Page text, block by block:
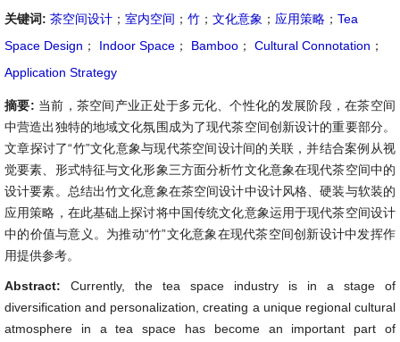
关键词: 茶空间设计 ； 室内空间 ； 竹 ； 文化意象 ； 应用策略 ； Tea
Space Design ； Indoor Space ； Bamboo ； Cultural Connotation ；
Application Strategy
摘要: 当前，茶空间产业正处于多元化、个性化的发展阶段，在茶空间
中营造出独特的地域文化氛围成为了现代茶空间创新设计的重要部分。
文章探讨了“竹”文化意象与现代茶空间设计间的关联，并结合案例从视
觉要素、形式特征与文化形象三方面分析竹文化意象在现代茶空间中的
设计要素。总结出竹文化意象在茶空间设计中设计风格、硬装与软装的
应用策略，在此基础上探讨将中国传统文化意象运用于现代茶空间设计
中的价值与意义。为推动“竹”文化意象在现代茶空间创新设计中发挥作
用提供参考。
Abstract: Currently, the tea space industry is in a stage of
diversification and personalization, creating a unique regional cultural
atmosphere in a tea space has become an important part of